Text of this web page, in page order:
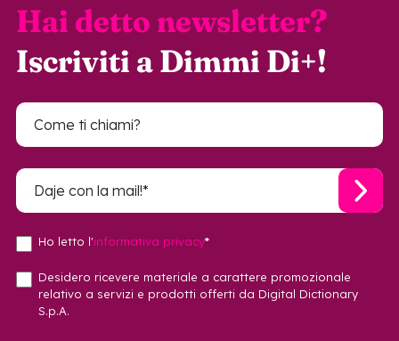
Hai detto newsletter?
Iscriviti a Dimmi Di+!
Ho letto l'informativa privacy*
Desidero ricevere materiale a carattere promozionale
relativo a servizi e prodotti offerti da Digital Dictionary
S.p.A.